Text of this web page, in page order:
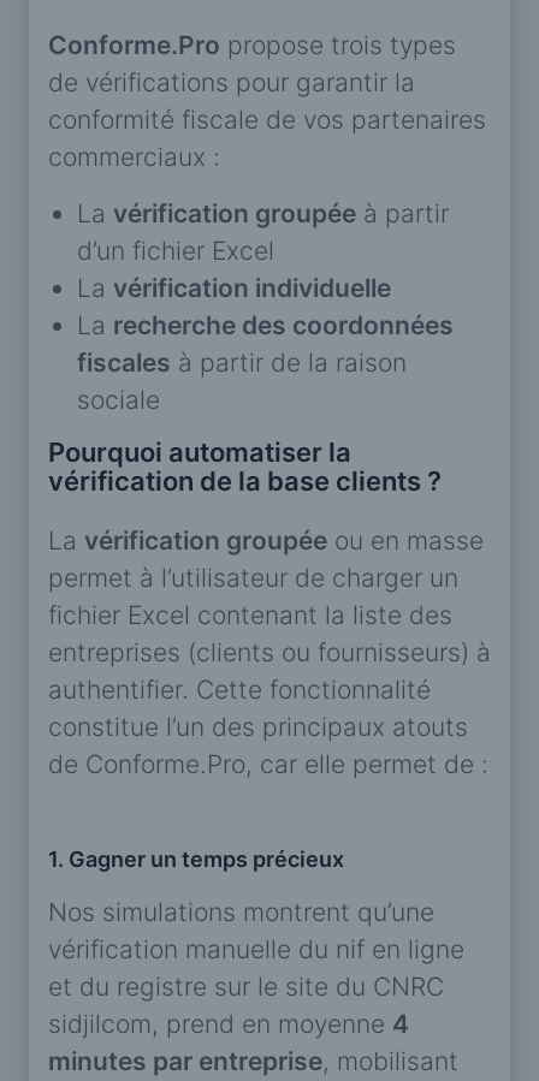
Conforme.Pro propose trois types
de vérifications pour garantir la
conformité fiscale de vos partenaires
commerciaux :
La vérification groupée à partir
d’un fichier Excel
La vérification individuelle
La recherche des coordonnées
fiscales à partir de la raison
sociale
Pourquoi automatiser la
vérification de la base clients ?
La vérification groupée ou en masse
permet à l’utilisateur de charger un
fichier Excel contenant la liste des
entreprises (clients ou fournisseurs) à
authentifier. Cette fonctionnalité
constitue l’un des principaux atouts
de Conforme.Pro, car elle permet de :
1. Gagner un temps précieux
Nos simulations montrent qu’une
vérification manuelle du nif en ligne
et du registre sur le site du CNRC
sidjilcom, prend en moyenne 4
minutes par entreprise, mobilisant